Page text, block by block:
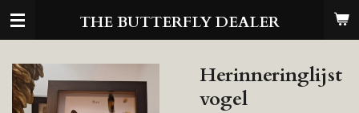
Ga
de
hoofdinhoud
THE BUTTERFLY DEALER
Herinneringlijst
vogel